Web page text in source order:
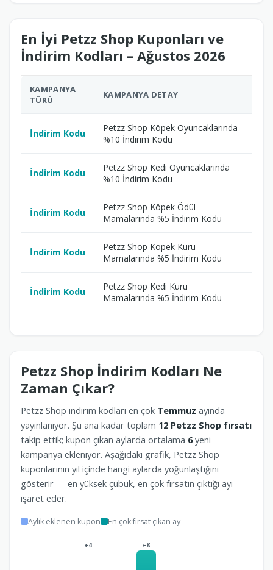
En İyi Petzz Shop Kuponları ve
İndirim Kodları – Ağustos 2026
KAMPANYA
TÜRÜ
KAMPANYA DETAY
İndirim Kodu
Petzz Shop Köpek Oyuncaklarında
%10 İndirim Kodu
İndirim Kodu
Petzz Shop Kedi Oyuncaklarında
%10 İndirim Kodu
İndirim Kodu
Petzz Shop Köpek Ödül
Mamalarında %5 İndirim Kodu
İndirim Kodu
Petzz Shop Köpek Kuru
Mamalarında %5 İndirim Kodu
İndirim Kodu
Petzz Shop Kedi Kuru
Mamalarında %5 İndirim Kodu
Petzz Shop İndirim Kodları Ne
Zaman Çıkar?
Petzz Shop indirim kodları en çok Temmuz ayında
yayınlanıyor. Şu ana kadar toplam 12 Petzz Shop fırsatı
takip ettik; kupon çıkan aylarda ortalama 6yeni
kampanya ekleniyor. Aşağıdaki grafik, Petzz Shop
kuponlarının yıl içinde hangi aylarda yoğunlaştığını
gösterir — en yüksek çubuk, en çok fırsatın çıktığı ayı
işaret eder.
Aylık eklenen kupon En çok fırsat çıkan ay
+4 +8